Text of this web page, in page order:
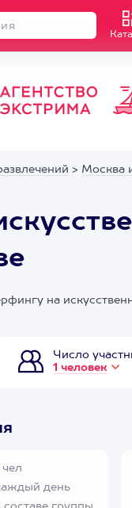
> Москва
на
Число
1 человек
чел
день